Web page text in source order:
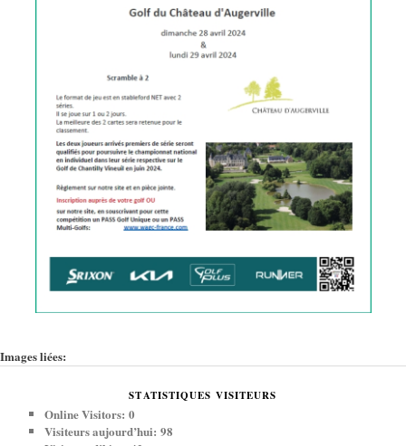
Images liées:
STATISTIQUES VISITEURS
Online Visitors:0
Visiteurs aujourd’hui:98